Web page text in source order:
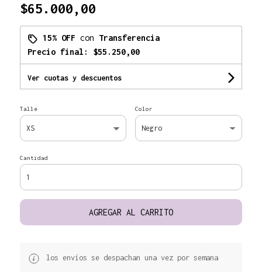
$65.000,00
15% OFF con Transferencia
Precio final: $55.250,00
Ver cuotas y descuentos
Talle Color
Cantidad
AGREGAR AL CARRITO
los envíos se despachan una vez por semana